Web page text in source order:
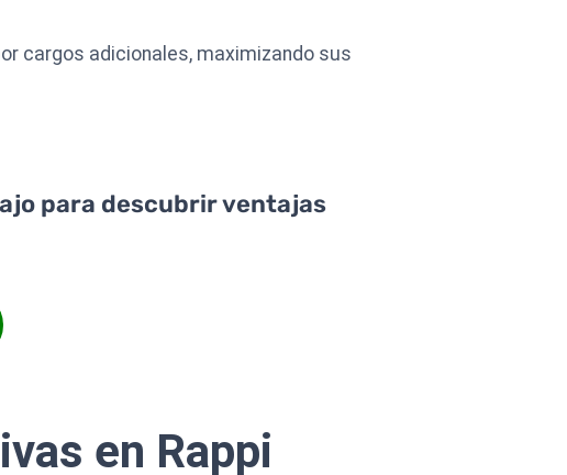
cargos adicionales, maximizando sus
para descubrir ventajas
en Rappi